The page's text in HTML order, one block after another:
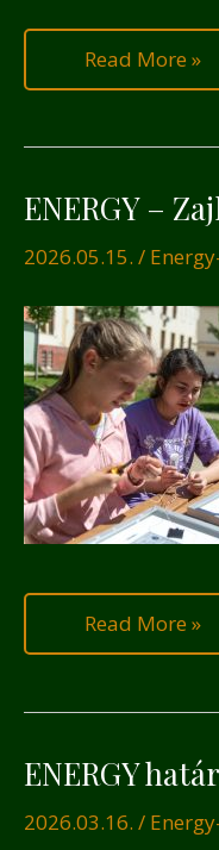
Read More »
ENERGY –
2026.05.15. /
ENERGY
Zajlanak
a
foglalkozások
Read More »
ENERGY
2026.03.16. /
ENERGY
átnyúló